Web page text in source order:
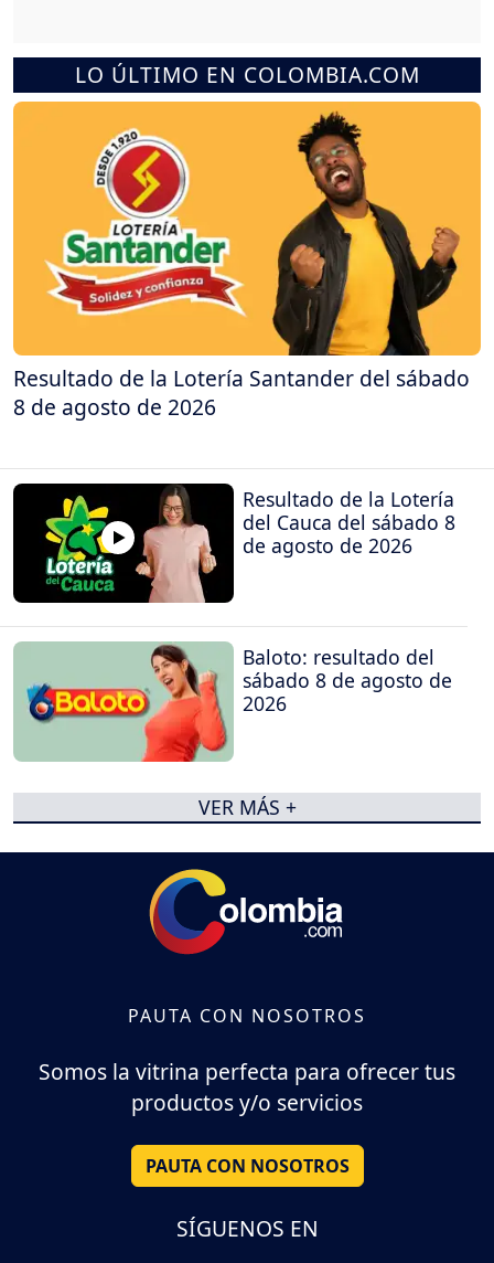
LO ÚLTIMO EN COLOMBIA.COM
Resultado de la Lotería Santander del sábado
8 de agosto de 2026
Resultado de la Lotería
del Cauca del sábado 8
de agosto de 2026
Baloto: resultado del
sábado 8 de agosto de
2026
VER MÁS +
PAUTA CON NOSOTROS
Somos la vitrina perfecta para ofrecer tus
productos y/o servicios
PAUTA CON NOSOTROS
SÍGUENOS EN